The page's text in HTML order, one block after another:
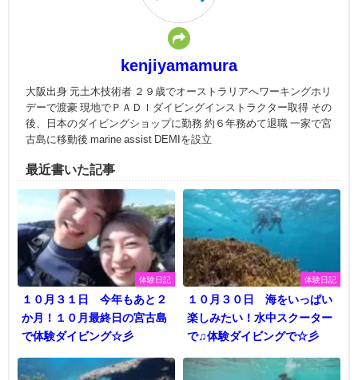
kenjiyamamura
大阪出身 元土木技術者 ２９歳でオーストラリアへワーキングホリ
デーで渡豪 現地でＰＡＤＩダイビングインストラクター取得 その
後、日本のダイビングショップに勤務 約６年務めて退職 一家で宮
古島に移動後 marine assist DEMIを設立
最近書いた記事
体験日記
１０月３１日 今年もあと２
か月！１０月最終日の宮古島
で体験ダイビング☆彡
体験日記
１０月３０日 海をいっぱい
楽しみたい！水中スクーター
で♫体験ダイビングで☆彡